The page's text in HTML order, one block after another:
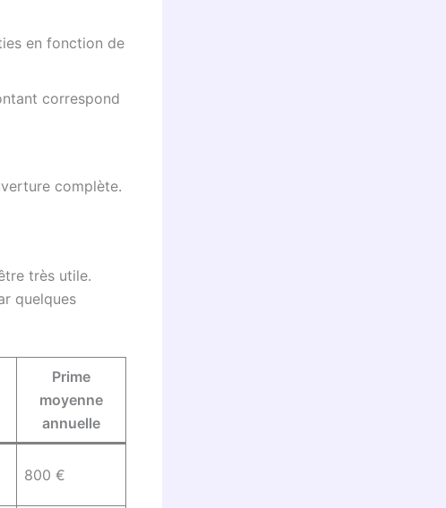
en fonction de
correspond
complète.
très utile.
quelques
Prime
moyenne
annuelle
800 €